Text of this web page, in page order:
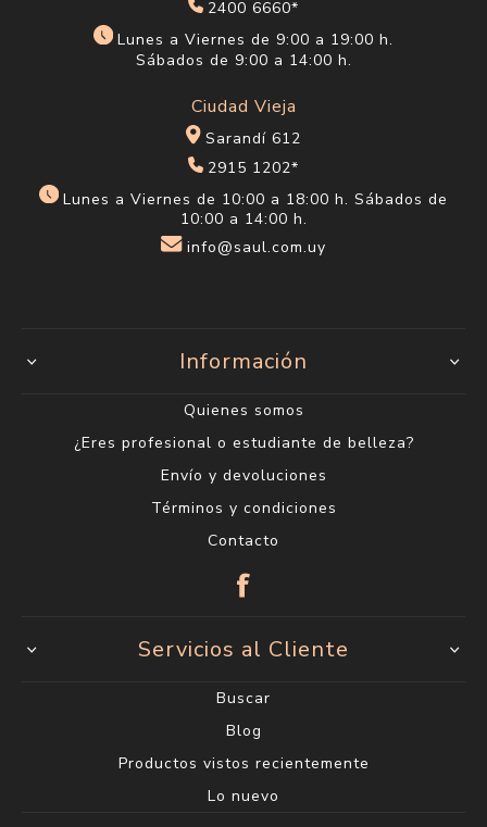
2400 6660*
Lunes a Viernes de 9:00 a 19:00 h.
Sábados de 9:00 a 14:00 h.
Ciudad Vieja
Sarandí 612
2915 1202*
Lunes a Viernes de 10:00 a 18:00 h. Sábados de
10:00 a 14:00 h.
info@saul.com.uy
Información
Quienes somos
¿Eres profesional o estudiante de belleza?
Envío y devoluciones
Términos y condiciones
Contacto
Servicios al Cliente
Buscar
Blog
Productos vistos recientemente
Lo nuevo